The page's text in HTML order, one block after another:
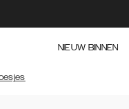
NIEUW BINNEN